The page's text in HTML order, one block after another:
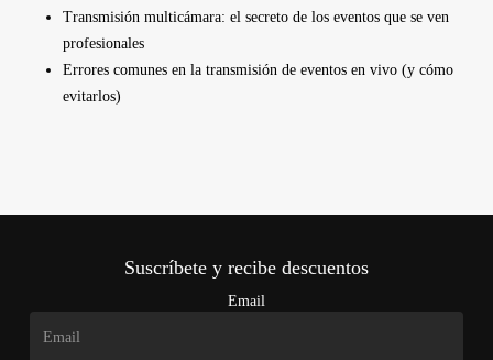
Transmisión multicámara: el secreto de los eventos que se ven
profesionales
Errores comunes en la transmisión de eventos en vivo (y cómo
evitarlos)
Suscríbete y recibe descuentos
Email